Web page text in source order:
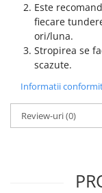
Este
fiecare
ori/luna.
Stropirea se
scazute.
Informatii
Review-uri(0)